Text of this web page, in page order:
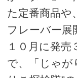
た定番商品や
フレーバー展
１０月に発売
で、「じゃが